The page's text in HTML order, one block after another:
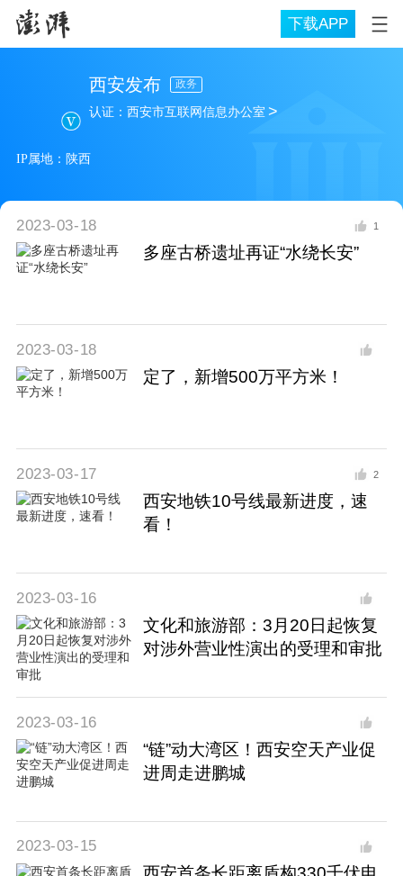
下载APP
西安发布 政务
认证：西安市互联网信息办公室 >
IP属地： 陕西
2023-03-18 1
多座古桥遗址再证“水绕长安”
2023-03-18
定了，新增500万平方米！
2023-03-17 2
西安地铁10号线最新进度，速
看！
2023-03-16
文化和旅游部：3月20日起恢复
对涉外营业性演出的受理和审批
2023-03-16
“链”动大湾区！西安空天产业促
进周走进鹏城
2023-03-15